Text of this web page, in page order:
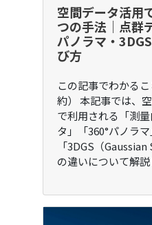
空間データ活用
つの手法｜点群
パノラマ・
び方
この記事でわかる
約） 本記事では、
で利用される「測
タ」「360°パノラマ
「3DGS（
の違いについて解説